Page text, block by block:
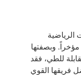
الرياضية
وبصفتها
للطي، فقد
فريقها القوي